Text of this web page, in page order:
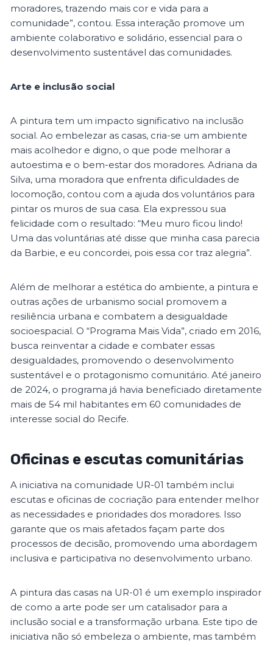
moradores, trazendo mais cor e vida para a
comunidade”, contou. Essa interação promove um
ambiente colaborativo e solidário, essencial para o
desenvolvimento sustentável das comunidades.
Arte e inclusão social
A pintura tem um impacto significativo na inclusão
social. Ao embelezar as casas, cria-se um ambiente
mais acolhedor e digno, o que pode melhorar a
autoestima e o bem-estar dos moradores. Adriana da
Silva, uma moradora que enfrenta dificuldades de
locomoção, contou com a ajuda dos voluntários para
pintar os muros de sua casa. Ela expressou sua
felicidade com o resultado: “Meu muro ficou lindo!
Uma das voluntárias até disse que minha casa parecia
da Barbie, e eu concordei, pois essa cor traz alegria”.
Além de melhorar a estética do ambiente, a pintura e
outras ações de urbanismo social promovem a
resiliência urbana e combatem a desigualdade
socioespacial. O “Programa Mais Vida”, criado em 2016,
busca reinventar a cidade e combater essas
desigualdades, promovendo o desenvolvimento
sustentável e o protagonismo comunitário. Até janeiro
de 2024, o programa já havia beneficiado diretamente
mais de 54 mil habitantes em 60 comunidades de
interesse social do Recife.
Oficinas e escutas comunitárias
A iniciativa na comunidade UR-01 também inclui
escutas e oficinas de cocriação para entender melhor
as necessidades e prioridades dos moradores. Isso
garante que os mais afetados façam parte dos
processos de decisão, promovendo uma abordagem
inclusiva e participativa no desenvolvimento urbano.
A pintura das casas na UR-01 é um exemplo inspirador
de como a arte pode ser um catalisador para a
inclusão social e a transformação urbana. Este tipo de
iniciativa não só embeleza o ambiente, mas também